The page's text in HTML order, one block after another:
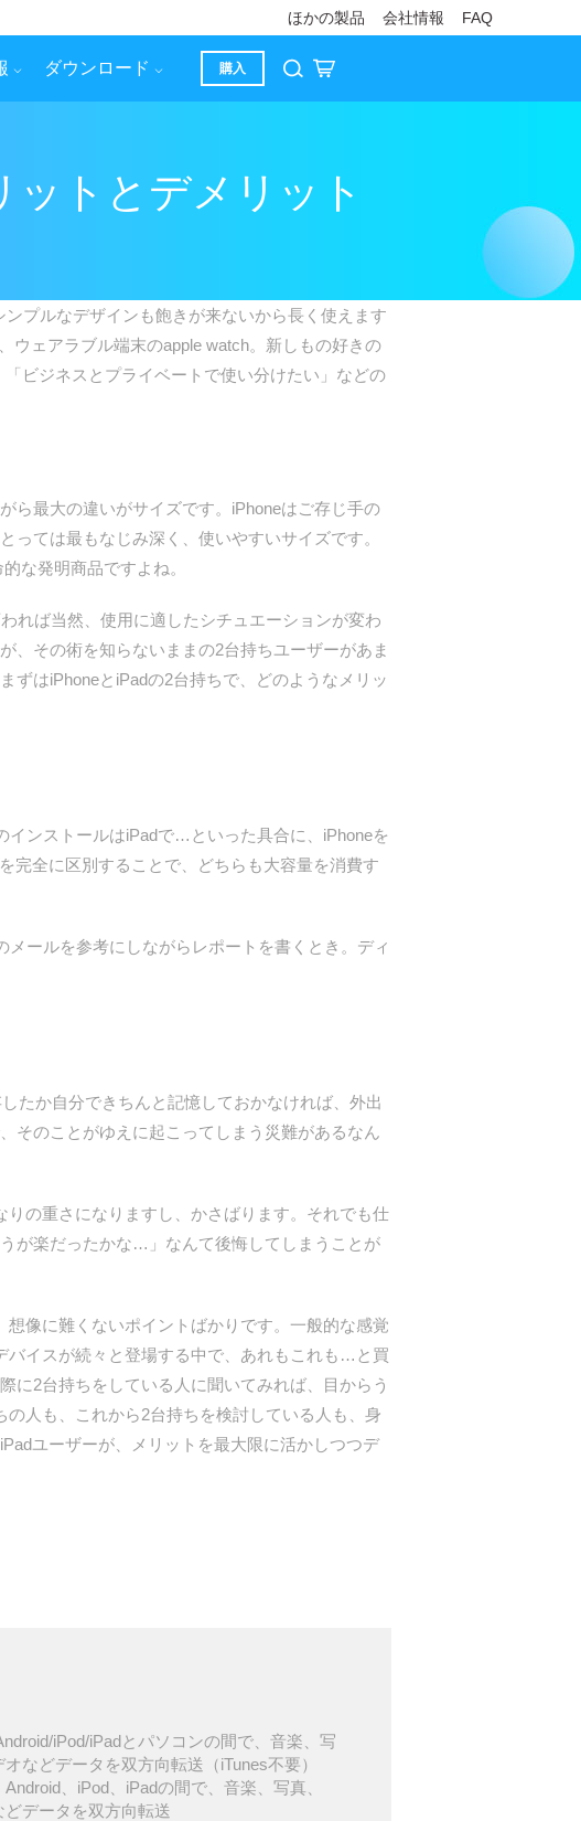
ほかの製品 会社情報 FAQ
ダウンロード 購入
ットとデメリット
プルなデザインも飽きが来ないから長く使えます
ウェアラブル端末のapple watch。新しもの好きの
ビジネスとプライベートで使い分けたい」などの
ら最大の違いがサイズです。iPhoneはご存じ手の
ては最もなじみ深く、使いやすいサイズです。
な発明商品ですよね。
れば当然、使用に適したシチュエーションが変わ
、その術を知らないままの2台持ちユーザーがあま
ずはiPhoneとiPadの2台持ちで、どのようなメリッ
ンストールはiPadで…といった具合に、iPhoneを
完全に区別することで、どちらも大容量を消費す
ールを参考にしながらレポートを書くとき。ディ
たか自分できちんと記憶しておかなければ、外出
そのことがゆえに起こってしまう災難があるなん
の重さになりますし、かさばります。それでも仕
が楽だったかな…」なんて後悔してしまうことが
像に難くないポイントばかりです。一般的な感覚
バイスが続々と登場する中で、あれもこれも…と買
に2台持ちをしている人に聞いてみれば、目からう
人も、これから2台持ちを検討している人も、身
ユーザーが、メリットを最大限に活かしつつデ
iPod/iPadとパソコンの間で、音楽、写
などデータを双方向転送（iTunes不要）
Android、iPod、iPadの間で、音楽、写真、
どデータを双方向転送